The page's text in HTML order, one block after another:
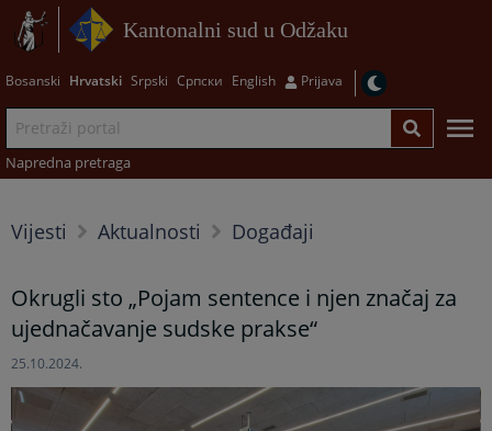
Kantonalni sud u Odžaku
Bosanski Hrvatski Srpski Српски English Prijava
Napredna pretraga
Vijesti Aktualnosti Događaji
Okrugli sto „Pojam sentence i njen značaj za
ujednačavanje sudske prakse“
25.10.2024.